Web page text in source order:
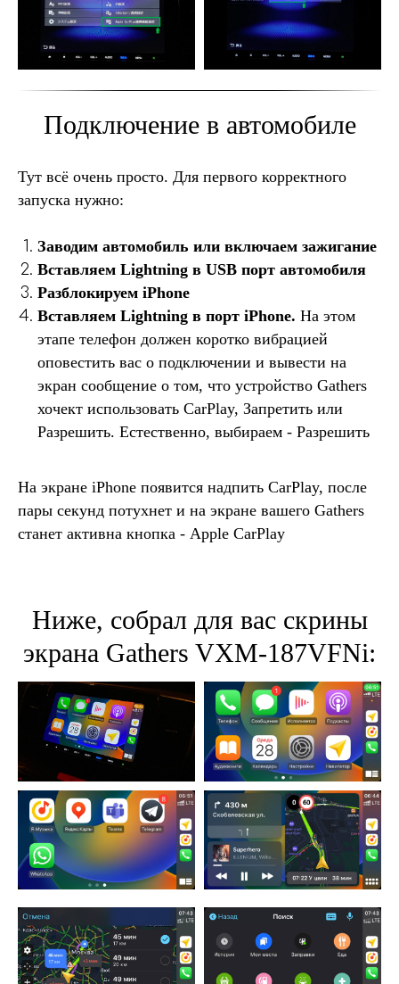
Подключение в автомобиле
Тут всё очень просто. Для первого корректного
запуска нужно:
Заводим автомобиль или включаем зажигание
Вставляем Lightning в USB порт автомобиля
Разблокируем iPhone
Вставляем Lightning в порт iPhone. На этом
этапе телефон должен коротко вибрацией
оповестить вас о подключении и вывести на
экран сообщение о том, что устройство Gathers
хочект использовать CarPlay, Запретить или
Разрешить. Естественно, выбираем - Разрешить
На экране iPhone появится надпить CarPlay, после
пары секунд потухнет и на экране вашего Gathers
станет активна кнопка - Apple CarPlay
Ниже, собрал для вас скрины
экрана Gathers VXM-187VFNi: